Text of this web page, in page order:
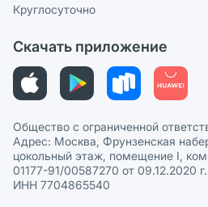
Политика рекомендаций
Этика и соответствие
Политика в отношении
Круглосуточно
Скачать приложение
Общество с ограниченной
Адрес: Москва, Фрунзенская
цокольный этаж, помещение I,
01177-91/00587270 от 09.12.2020
ИНН 7704865540